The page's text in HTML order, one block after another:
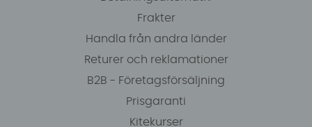
Frakter
Handla från andra länder
Returer och reklamationer
B2B - Företagsförsäljning
Prisgaranti
Kitekurser